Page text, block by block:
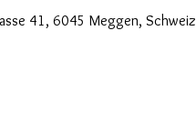
41, 6045 Meggen, Schweiz